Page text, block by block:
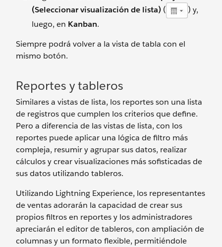
(Seleccionar visualización de lista) (
) y,
luego, en Kanban.
Siempre podrá volver a la vista de tabla con el
mismo botón.
Reportes y tableros
Similares a vistas de lista, los reportes son una lista
de registros que cumplen los criterios que define.
Pero a diferencia de las vistas de lista, con los
reportes puede aplicar una lógica de filtro más
compleja, resumir y agrupar sus datos, realizar
cálculos y crear visualizaciones más sofisticadas de
sus datos utilizando tableros.
Utilizando Lightning Experience, los representantes
de ventas adorarán la capacidad de crear sus
propios filtros en reportes y los administradores
apreciarán el editor de tableros, con ampliación de
columnas y un formato flexible, permitiéndole